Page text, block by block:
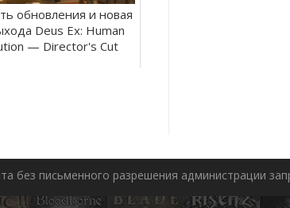
обновления и новая
Deus Ex: Human
— Director's Cut
без письменного разрешения администрации